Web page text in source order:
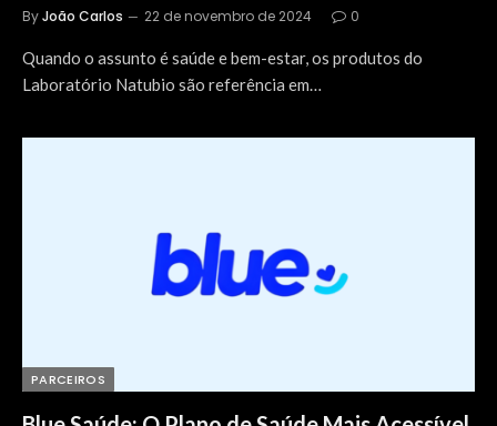
ByJoão Carlos 22 de novembro de 2024 0
Quando o assunto é saúde e bem-estar, os produtos do
Laboratório Natubio são referência em…
PARCEIROS